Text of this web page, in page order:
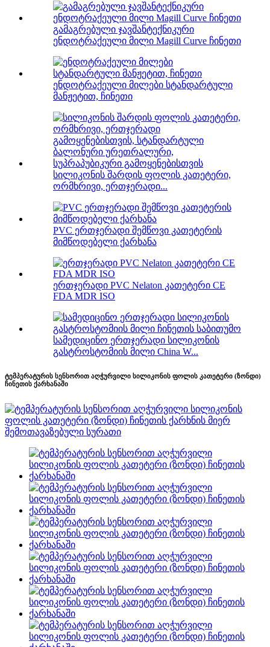
გამაგრებული ჯავშანტექნიკური
ენდოტრაქეული მილი Magill Curve ჩინეთი
ენდოტრაქეული მილები სტანდარტული
მანჟეტით, ჩინეთი
სილიკონის შარდის ფოლის კათეტერი,
ორმხრივი, ერთჯერადი...
PVC ერთჯერადი შემწოვი კათეტერის
მიმწოდებელი ქარხანა
ერთჯერადი PVC Nelaton კათეტერი CE
FDA MDR ISO
სამედიცინო ერთჯერადი სილიკონის
გასტროსტომიის მილი China W...
ტემპერატურის სენსორით აღჭურვილი სილიკონის ფოლის კათეტერი (ზონდი)
ჩინეთის ქარხანაში